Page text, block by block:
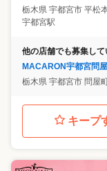
栃木県 宇都宮市 平松
宇都宮駅
他の店舗でも募集して
MACARON宇都宮問
栃木県 宇都宮市 問屋
キープ